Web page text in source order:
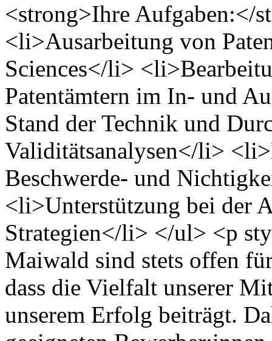
<strong>Ihre Aufgaben:</
<li>Ausarbeitung von
Sciences</li>
Patentämtern im In- und
Stand der Technik und
Validitätsanalysen</li>
Beschwerde- und
<li>Unterstützung bei der
Strategien</li> </ul> <p
Maiwald sind stets offen
dass die Vielfalt unserer
unserem Erfolg beiträgt.